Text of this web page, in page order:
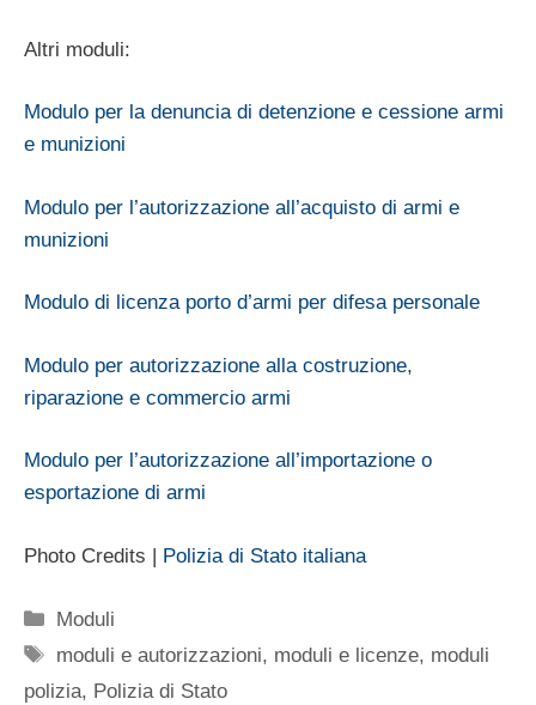
Altri moduli:
Modulo per la denuncia di detenzione e cessione armi
e munizioni
Modulo per l’autorizzazione all’acquisto di armi e
munizioni
Modulo di licenza porto d’armi per difesa personale
Modulo per autorizzazione alla costruzione,
riparazione e commercio armi
Modulo per l’autorizzazione all’importazione o
esportazione di armi
Photo Credits | Polizia di Stato italiana
Categorie
Moduli
Tag
moduli e autorizzazioni, moduli e licenze, moduli
polizia, Polizia di Stato